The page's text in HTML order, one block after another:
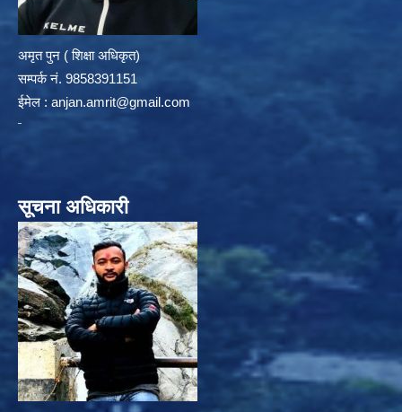
अमृत पुन ( शिक्षा अधिकृत)
सम्पर्क न‌ं. 9858391151
ईमेल : anjan.amrit@gmail.com
सूचना अधिकारी